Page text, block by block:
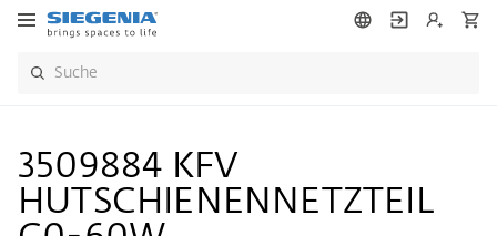
3509884 KFV
HUTSCHIENENNETZTEIL